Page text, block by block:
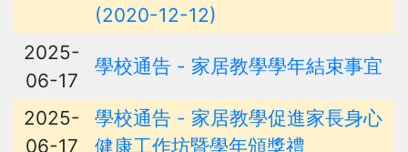
(2020-12-12)
2025-
06-17
學校通告 - 家居教學學年結束事宜
2025-
06-17
學校通告 - 家居教學促進家長身心
健康工作坊暨學年頒獎禮